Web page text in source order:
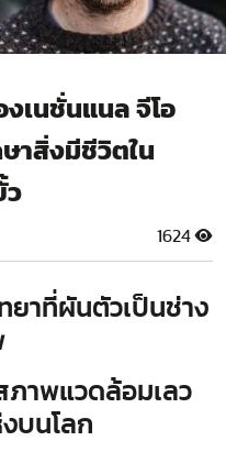
งเนชั่นแนล จีโอ
าสิ่งมีชีวิตใน
ว
1624
ยาที่ผันตัวเป็นช่าง
าพแวดล้อมเลว
บนโลก